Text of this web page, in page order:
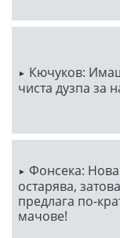
Кючуков:
чиста дузпа за
Фонсека:
остарява,
предлага по-
мачове!